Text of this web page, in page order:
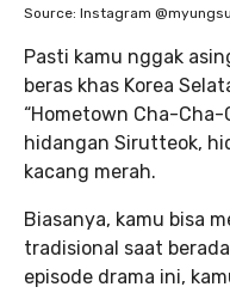
Source: Instagram
Pasti kamu nggak
beras khas Korea
“Hometown Cha-Cha-
hidangan Sirutteok,
kacang merah.
Biasanya, kamu bisa
tradisional saat
episode drama ini,